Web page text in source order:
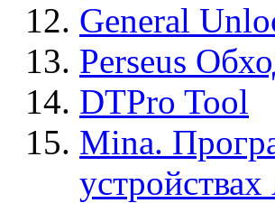
General
Perseus
DTPro Tool
Mina.